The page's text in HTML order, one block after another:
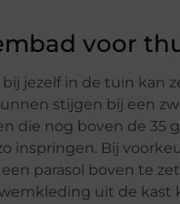
voor
bij jezelf in de tuin kan
stijgen bij een
die nog boven de 35
inspringen. Bij
parasol boven te
uit de